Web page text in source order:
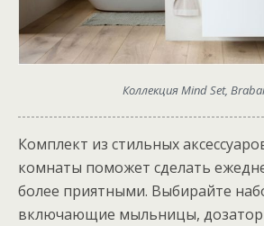
Коллекция Mind Set,
Комплект из стильных
комнаты поможет сделать
более приятными. Выбирайте
включающие мыльницы,